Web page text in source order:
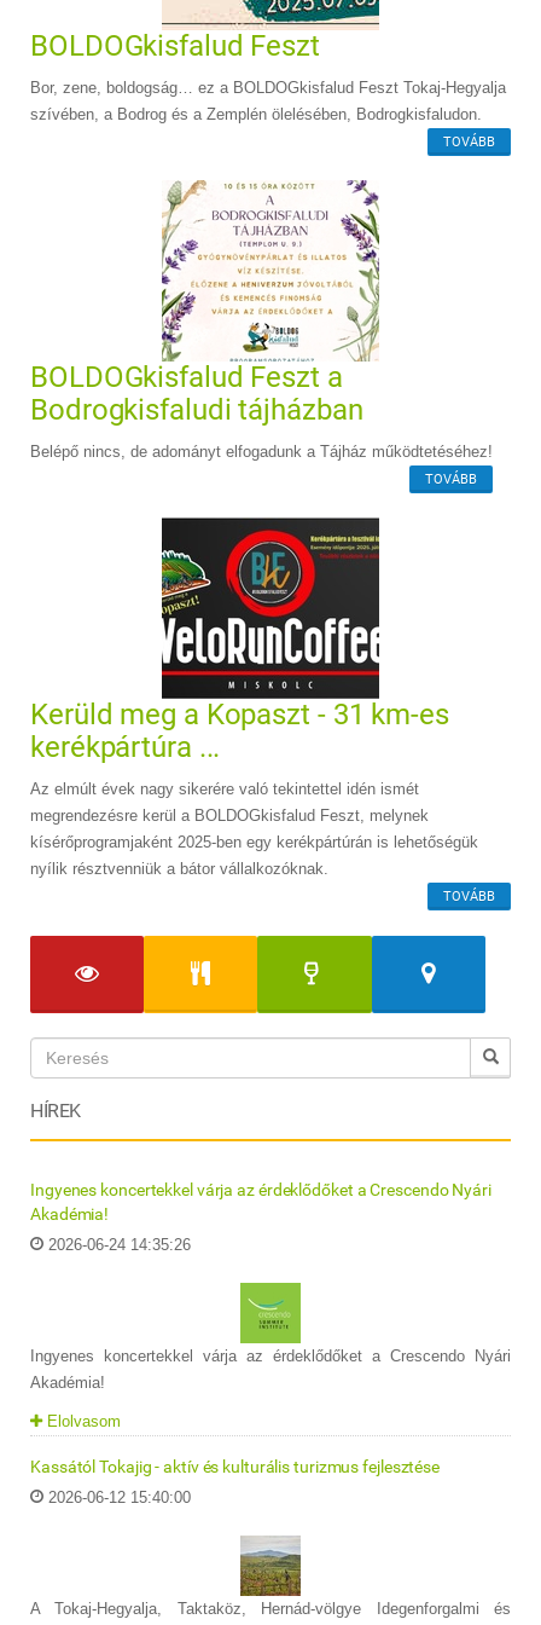
BOLDOGkisfalud Feszt
Bor, zene, boldogság… ez a BOLDOGkisfalud Feszt Tokaj-Hegyalja
szívében, a Bodrog és a Zemplén ölelésében, Bodrogkisfaludon.
TOVÁBB
BOLDOGkisfalud Feszt a
Bodrogkisfaludi tájházban
Belépő nincs, de adományt elfogadunk a Tájház működtetéséhez!
TOVÁBB
Kerüld meg a Kopaszt - 31 km-es
kerékpártúra ...
Az elmúlt évek nagy sikerére való tekintettel idén ismét
megrendezésre kerül a BOLDOGkisfalud Feszt, melynek
kísérőprogramjaként 2025-ben egy kerékpártúrán is lehetőségük
nyílik résztvenniük a bátor vállalkozóknak.
TOVÁBB
HÍREK
Ingyenes koncertekkel várja az érdeklődőket a Crescendo Nyári
Akadémia!
2026-06-24 14:35:26
Ingyenes koncertekkel várja az érdeklődőket a Crescendo Nyári
Akadémia!
Elolvasom
Kassától Tokajig - aktív és kulturális turizmus fejlesztése
2026-06-12 15:40:00
A Tokaj-Hegyalja, Taktaköz, Hernád-völgye Idegenforgalmi és